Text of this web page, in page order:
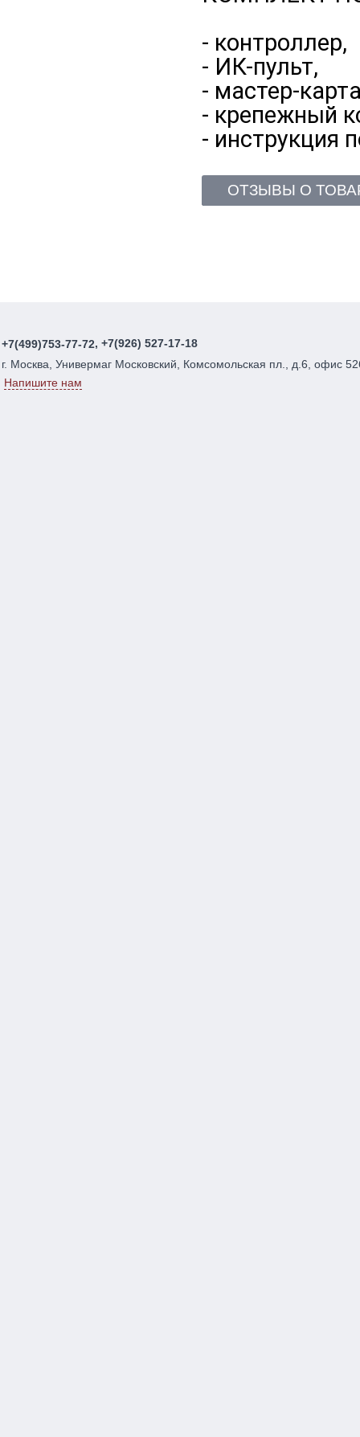
- контроллер,
- ИК-пульт,
- мастер-
- крепежный
- инструкция
ОТЗЫВЫ О
+7(499)753-77-72, +7(926) 527-17-18
г. Москва, Универмаг Московский, Комсомольская пл., д.6, офис
Напишите нам